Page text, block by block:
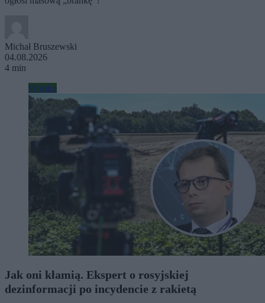
Michał Bruszewski
04.08.2026
4 min
Wojsko
Jak oni kłamią. Ekspert o rosyjskiej
dezinformacji po incydencie z rakietą